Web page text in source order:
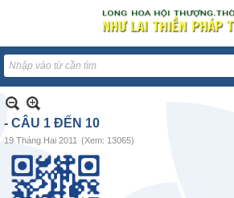
- CÂU 1 ĐẾN 10
19 Tháng Hai 2011 (Xem: 13065)